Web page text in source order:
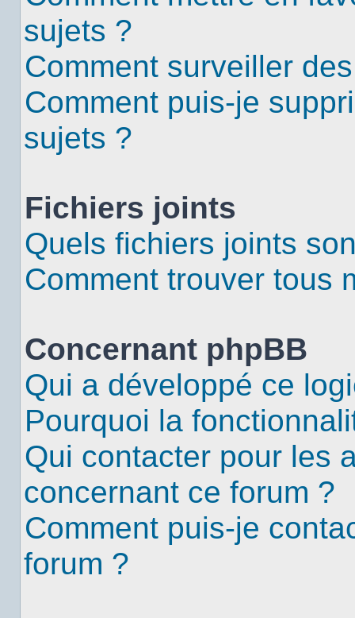
sujets ?
Comment surveiller
Comment puis-je
sujets ?
Fichiers joints
Quels fichiers joints
Comment trouver tous
Concernant phpBB
Qui a développé ce
Pourquoi la
Qui contacter pour les
concernant ce forum ?
Comment puis-je
forum ?